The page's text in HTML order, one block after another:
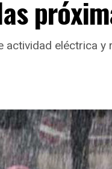
eléctrica y